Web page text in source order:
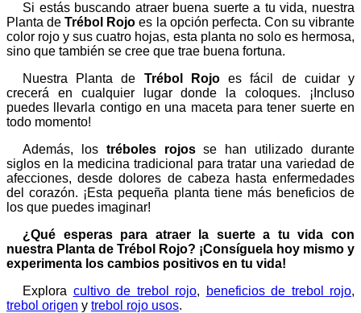
Si estás buscando atraer buena suerte a tu vida, nuestra
Planta deTrébol Rojo es la opción perfecta. Con su vibrante
color rojo y sus cuatro hojas, esta planta no solo es hermosa,
sino que también se cree que trae buena fortuna.
Nuestra Planta de Trébol Rojoes fácil de cuidar y
crecerá en cualquier lugar donde la coloques. ¡Incluso
puedes llevarla contigo en una maceta para tener suerte en
todo momento!
Además, los tréboles rojosse han utilizado durante
siglos en la medicina tradicional para tratar una variedad de
afecciones, desde dolores de cabeza hasta enfermedades
del corazón. ¡Esta pequeña planta tiene más beneficios de
los que puedes imaginar!
¿Qué esperas para atraer la suerte a tu vida con
nuestra Planta de Trébol Rojo? ¡Consíguela hoy mismo y
experimenta los cambios positivos en tu vida!
Explora cultivo de trebol rojo, beneficios de trebol rojo,
trebol origen y trebol rojo usos.